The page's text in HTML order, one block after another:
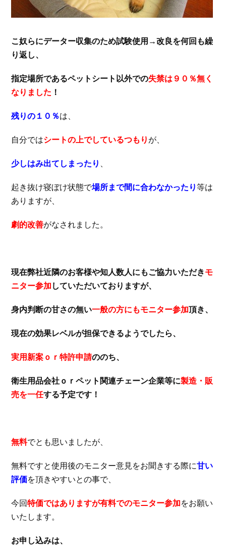
こ奴らにデーター収集のため試験使用→改良を何回も繰
り返し、
指定場所であるペットシート以外での失禁は９０％無く
なりました ！
残りの１０％は、
自分ではシートの上でしているつもり が、
少しはみ出てしまったり 、
起き抜け寝ぼけ状態で場所まで間に合わなかったり等は
ありますが、
劇的改善がなされました。
現在弊社近隣のお客様や知人数人にもご協力いただきモ
ニター参加 していただいておりますが、
身内判断の甘さの無い一般の方にもモニター参加頂き、
現在の効果レベルが担保できるようでしたら、
実用新案ｏｒ特許申請ののち、
衛生用品会社ｏｒペット関連チェーン企業等に製造・販
売を一任する予定です！
無料でとも思いましたが、
無料ですと使用後のモニター意見をお聞きする際に甘い
評価を頂きやすいとの事で、
今回特価ではありますが有料でのモニター参加をお願い
いたします。
お申し込みは、